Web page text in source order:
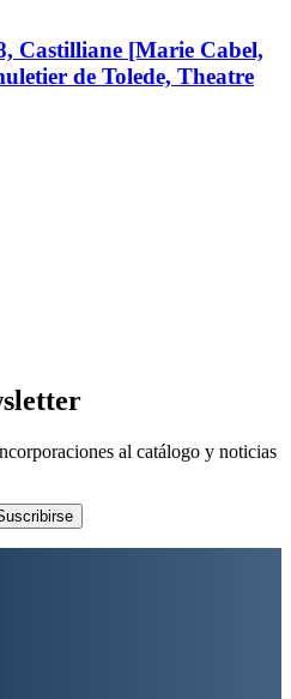
Castilliane [Marie Cabel,
de Tolede, Theatre
al catálogo y noticias